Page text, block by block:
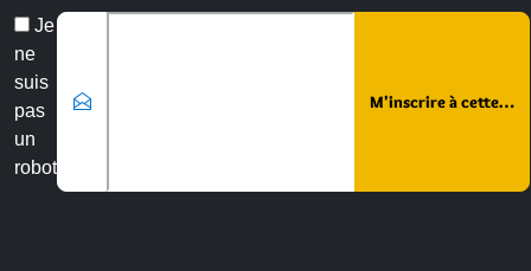
Je
ne
suis
pas
un
robot
Email